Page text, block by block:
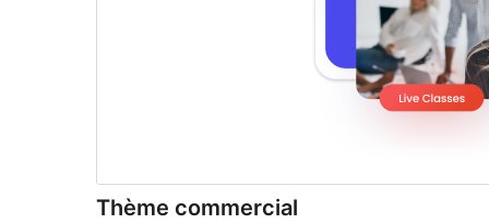
Thème commercial